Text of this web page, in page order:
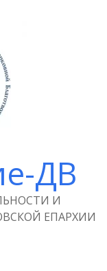
ДВ
И
ЕПАРХИИ